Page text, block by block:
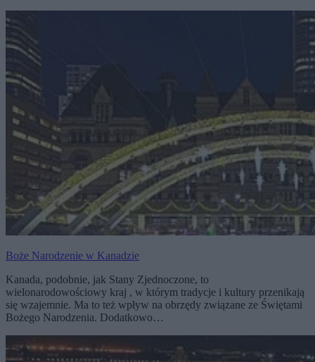
Boże Narodzenie w Kanadzie
Kanada, podobnie, jak Stany Zjednoczone, to
wielonarodowościowy kraj , w którym tradycje i kultury przenikają
się wzajemnie. Ma to też wpływ na obrzędy związane ze Świętami
Bożego Narodzenia. Dodatkowo…